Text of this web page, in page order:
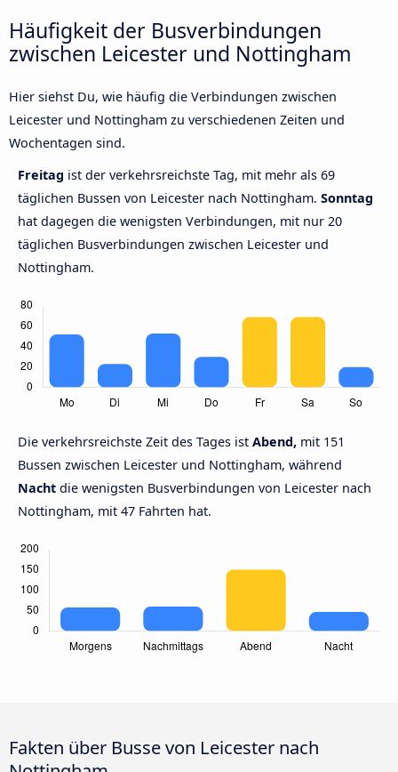
Häufigkeit der Busverbindungen
zwischen Leicester und Nottingham
Hier siehst Du, wie häufig die Verbindungen zwischen
Leicester und Nottingham zu verschiedenen Zeiten und
Wochentagen sind.
Freitag ist der verkehrsreichste Tag, mit mehr als 69
täglichen Bussen von Leicester nach Nottingham. Sonntag
hat dagegen die wenigsten Verbindungen, mit nur 20
täglichen Busverbindungen zwischen Leicester und
Nottingham.
Die verkehrsreichste Zeit des Tages ist Abend, mit 151
Bussen zwischen Leicester und Nottingham, während
Nacht die wenigsten Busverbindungen von Leicester nach
Nottingham, mit 47 Fahrten hat.
Fakten über Busse von Leicester nach